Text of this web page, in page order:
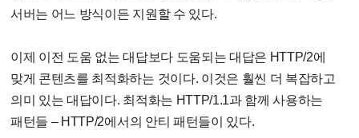
서버는 어느 방식이든 지원할 수 있다.
이제 이전 도움 없는 대답보다 도움되는 대답은 HTTP/2에
맞게 콘텐츠를 최적화하는 것이다. 이것은 훨씬 더 복잡하고
의미 있는 대답이다. 최적화는 HTTP/1.1과 함께 사용하는
패턴들 – HTTP/2에서의 안티 패턴들이 있다.